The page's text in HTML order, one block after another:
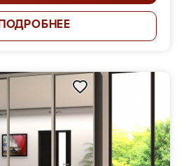
ПОДРОБНЕЕ